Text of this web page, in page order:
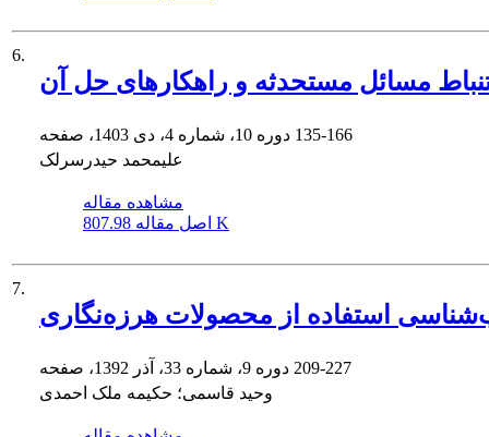
6.
مسائل مستحدثه و راهکارهای حل آن
135-166
علیمحمد حیدرسرلک
مشاهده مقاله
اصل مقاله 807.98 K
7.
استفاده از محصولات هرزه‌نگاری
209-227
وحید قاسمی؛ حکیمه ملک احمدی